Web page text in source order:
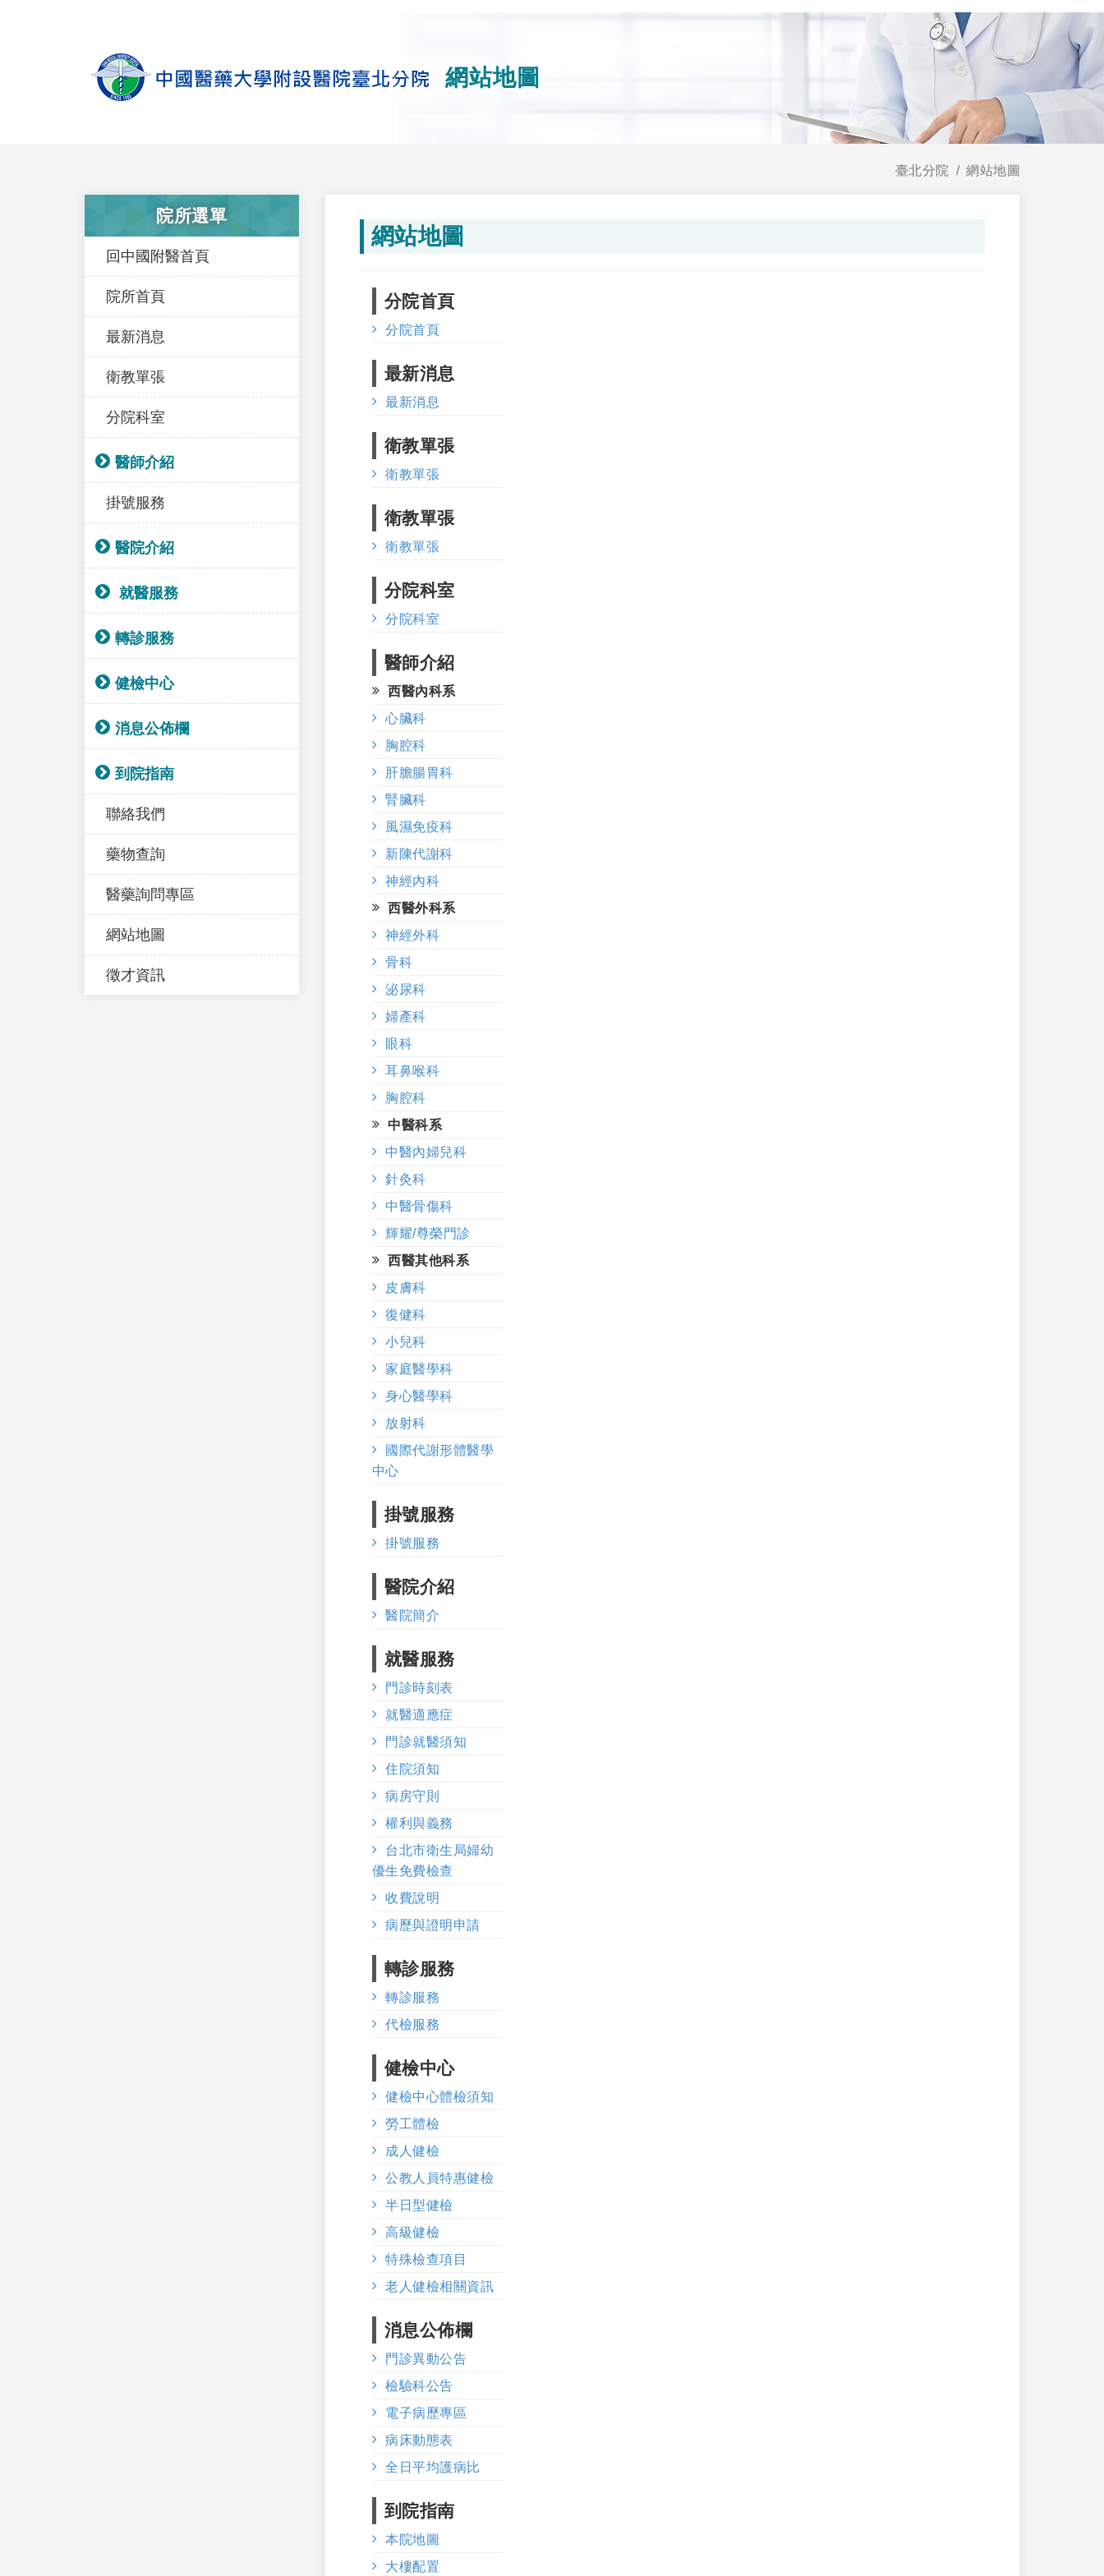
網站地圖
臺北分院 網站地圖
院所選單
回中國附醫首頁
院所首頁
最新消息
衛教單張
分院科室
醫師介紹
掛號服務
醫院介紹
就醫服務
轉診服務
健檢中心
消息公佈欄
到院指南
聯絡我們
藥物查詢
醫藥詢問專區
網站地圖
徵才資訊
網站地圖
分院首頁
分院首頁
最新消息
最新消息
衛教單張
衛教單張
衛教單張
衛教單張
分院科室
分院科室
醫師介紹
西醫內科系
心臟科
胸腔科
肝膽腸胃科
腎臟科
風濕免疫科
新陳代謝科
神經內科
西醫外科系
神經外科
骨科
泌尿科
婦產科
眼科
耳鼻喉科
胸腔科
中醫科系
中醫內婦兒科
針灸科
中醫骨傷科
輝耀/尊榮門診
西醫其他科系
皮膚科
復健科
小兒科
家庭醫學科
身心醫學科
放射科
國際代謝形體醫學
中心
掛號服務
掛號服務
醫院介紹
醫院簡介
就醫服務
門診時刻表
就醫適應症
門診就醫須知
住院須知
病房守則
權利與義務
台北市衛生局婦幼
優生免費檢查
收費說明
病歷與證明申請
轉診服務
轉診服務
代檢服務
健檢中心
健檢中心體檢須知
勞工體檢
成人健檢
公教人員特惠健檢
半日型健檢
高級健檢
特殊檢查項目
老人健檢相關資訊
消息公佈欄
門診異動公告
檢驗科公告
電子病歷專區
病床動態表
全日平均護病比
到院指南
本院地圖
大樓配置